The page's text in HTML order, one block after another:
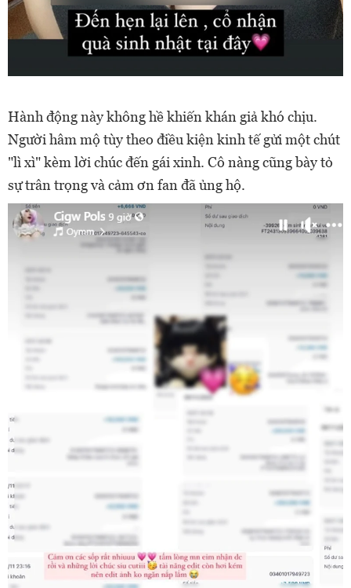
Hành động này không hề khiến khán giả khó chịu.
Người hâm mộ tùy theo điều kiện kinh tế gửi một chút
"lì xì" kèm lời chúc đến gái xinh. Cô nàng cũng bày tỏ
sự trân trọng và cảm ơn fan đã ủng hộ.